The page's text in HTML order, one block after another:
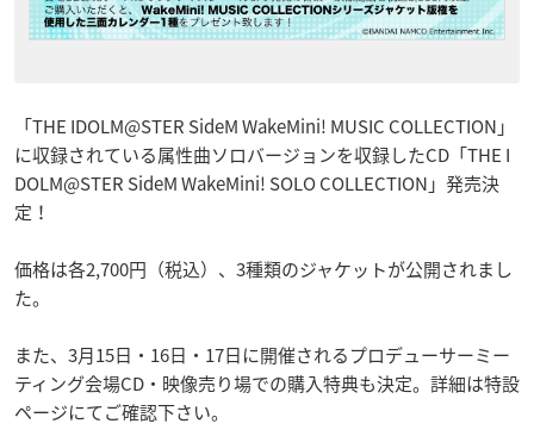
「THE IDOLM@STER SideM WakeMini! MUSIC COLLECTION」
に収録されている属性曲ソロバージョンを収録したCD「THE I
DOLM@STER SideM WakeMini! SOLO COLLECTION」発売決
定！
価格は各2,700円（税込）、3種類のジャケットが公開されまし
た。
また、3月15日・16日・17日に開催されるプロデューサーミー
ティング会場CD・映像売り場での購入特典も決定。詳細は特設
ページにてご確認下さい。